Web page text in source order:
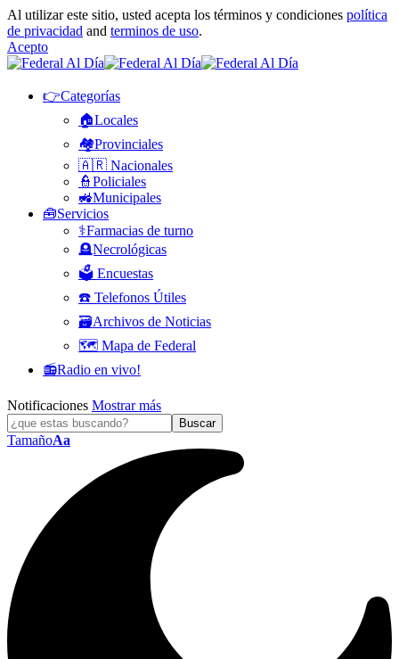
Al utilizar este sitio, usted acepta los términos y condiciones política
de privacidad and terminos de uso.
Acepto
👉Categorías
🏠Locales
🏘️Provinciales
🇦🇷 Nacionales
👮Policiales
🚜Municipales
🧰Servicios
⚕️Farmacias de turno
🪦Necrológicas
🗳️ Encuestas
☎️ Telefonos Útiles
🗃️Archivos de Noticias
🗺️ Mapa de Federal
📻Radio en vivo!
Notificaciones Mostrar más
TamañoAa